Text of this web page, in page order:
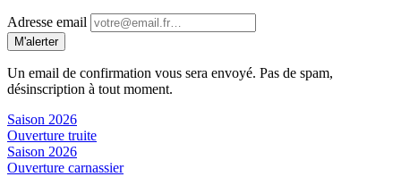
Adresse email
M'alerter
Un email de confirmation vous sera envoyé. Pas de spam,
désinscription à tout moment.
Saison 2026
Ouverture truite
Saison 2026
Ouverture carnassier